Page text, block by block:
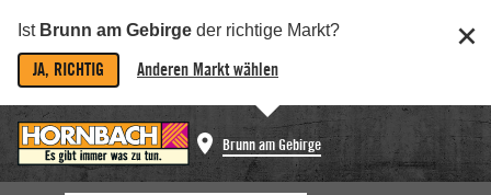
Ist Brunn am Gebirge der richtige Markt?
JA, RICHTIG Anderen Markt wählen
Brunn am Gebirge